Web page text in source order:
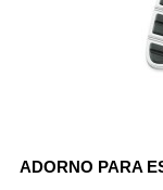
ADORNO PARA